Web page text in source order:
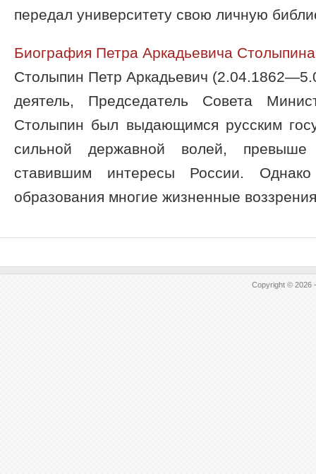
передал университету свою личную
Биография Петра Аркадьевича Столыпина
Столыпин Петр Аркадьевич
деятель, Председатель Совета
Столыпин был выдающимся русским
сильной державной волей,
ставившим интересы России.
образования многие жизненные
Copyright © 2026